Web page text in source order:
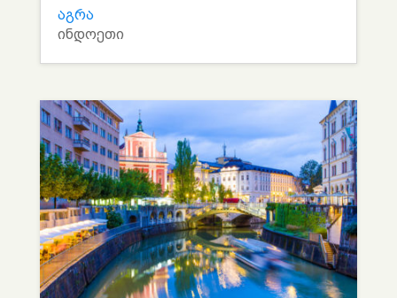
აგრა
ინდოეთი